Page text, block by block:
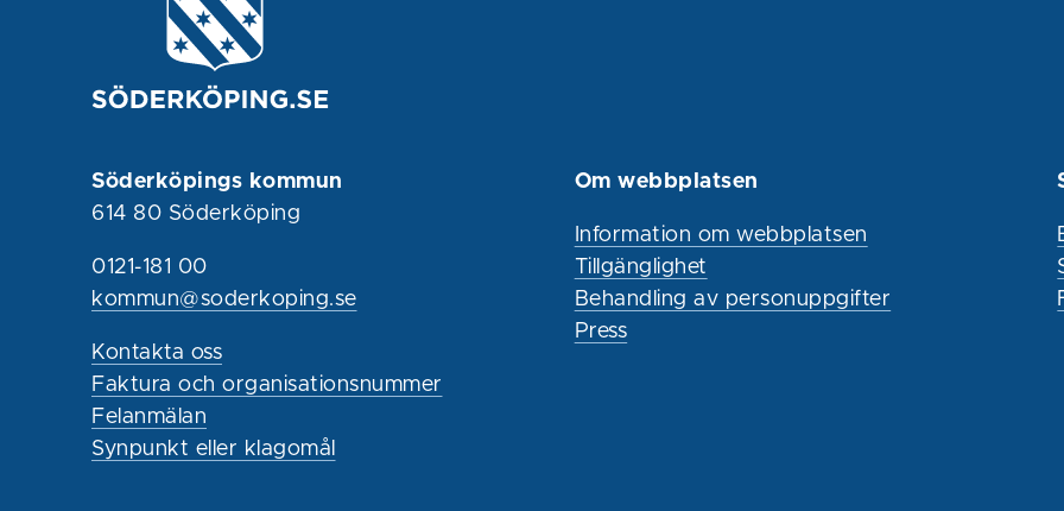
Söderköpings kommun
614 80 Söderköping
0121-181 00
kommun@soderkoping.se
Kontakta oss
Faktura och organisationsnummer
Felanmälan
Synpunkt eller klagomål
Om webbplatsen
Information om webbplatsen
Tillgänglighet
Behandling av personuppgifter
Press